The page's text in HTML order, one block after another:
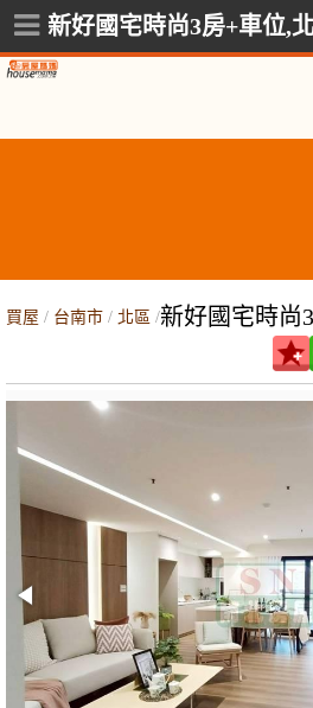
買屋 / 台南市 / 北區 /新好國宅時尚
新好國宅時尚3房+車位,